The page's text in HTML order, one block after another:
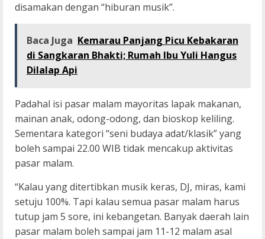
disamakan dengan “hiburan musik”.
Baca Juga Kemarau Panjang Picu Kebakaran
di Sangkaran Bhakti; Rumah Ibu Yuli Hangus
Dilalap Api
Padahal isi pasar malam mayoritas lapak makanan,
mainan anak, odong-odong, dan bioskop keliling.
Sementara kategori “seni budaya adat/klasik” yang
boleh sampai 22.00 WIB tidak mencakup aktivitas
pasar malam.
“Kalau yang ditertibkan musik keras, DJ, miras, kami
setuju 100%. Tapi kalau semua pasar malam harus
tutup jam 5 sore, ini kebangetan. Banyak daerah lain
pasar malam boleh sampai jam 11-12 malam asal